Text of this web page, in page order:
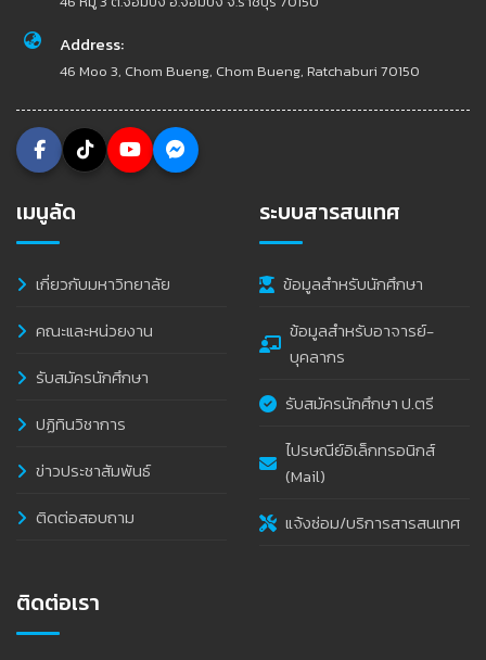
Address:
46 Moo 3, Chom Bueng, Chom Bueng, Ratchaburi 70150
เมนูลัด
เกี่ยวกับมหาวิทยาลัย
คณะและหน่วยงาน
รับสมัครนักศึกษา
ปฏิทินวิชาการ
ข่าวประชาสัมพันธ์
ติดต่อสอบถาม
ระบบสารสนเทศ
ข้อมูลสำหรับนักศึกษา
ข้อมูลสำหรับอาจารย์-
บุคลากร
รับสมัครนักศึกษา ป.ตรี
ไปรษณีย์อิเล็กทรอนิกส์
(Mail)
แจ้งซ่อม/บริการสารสนเทศ
ติดต่อเรา